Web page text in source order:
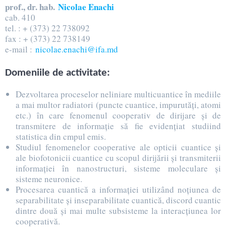
prof., dr. hab. Nicolae Enachi
cab. 410
tel. : + (373) 22 738092
fax : + (373) 22 738149
e-mail : nicolae.enachi@ifa.md
Domeniile de activitate:
Dezvoltarea proceselor neliniare multicuantice în mediile
a mai multor radiatori (puncte cuantice, impurutăți, atomi
etc.) în care fenomenul cooperativ de dirijare și de
transmitere de informație să fie evidențiat studiind
statistica din cmpul emis.
Studiul fenomenelor cooperative ale opticii cuantice și
ale biofotonicii cuantice cu scopul dirijării și transmiterii
informației în nanostructuri, sisteme moleculare și
sisteme neuronice.
Procesarea cuantică a informației utilizând noțiunea de
separabilitate și inseparabilitate cuantică, discord cuantic
dintre două și mai multe subsisteme la interacțiunea lor
cooperativă.